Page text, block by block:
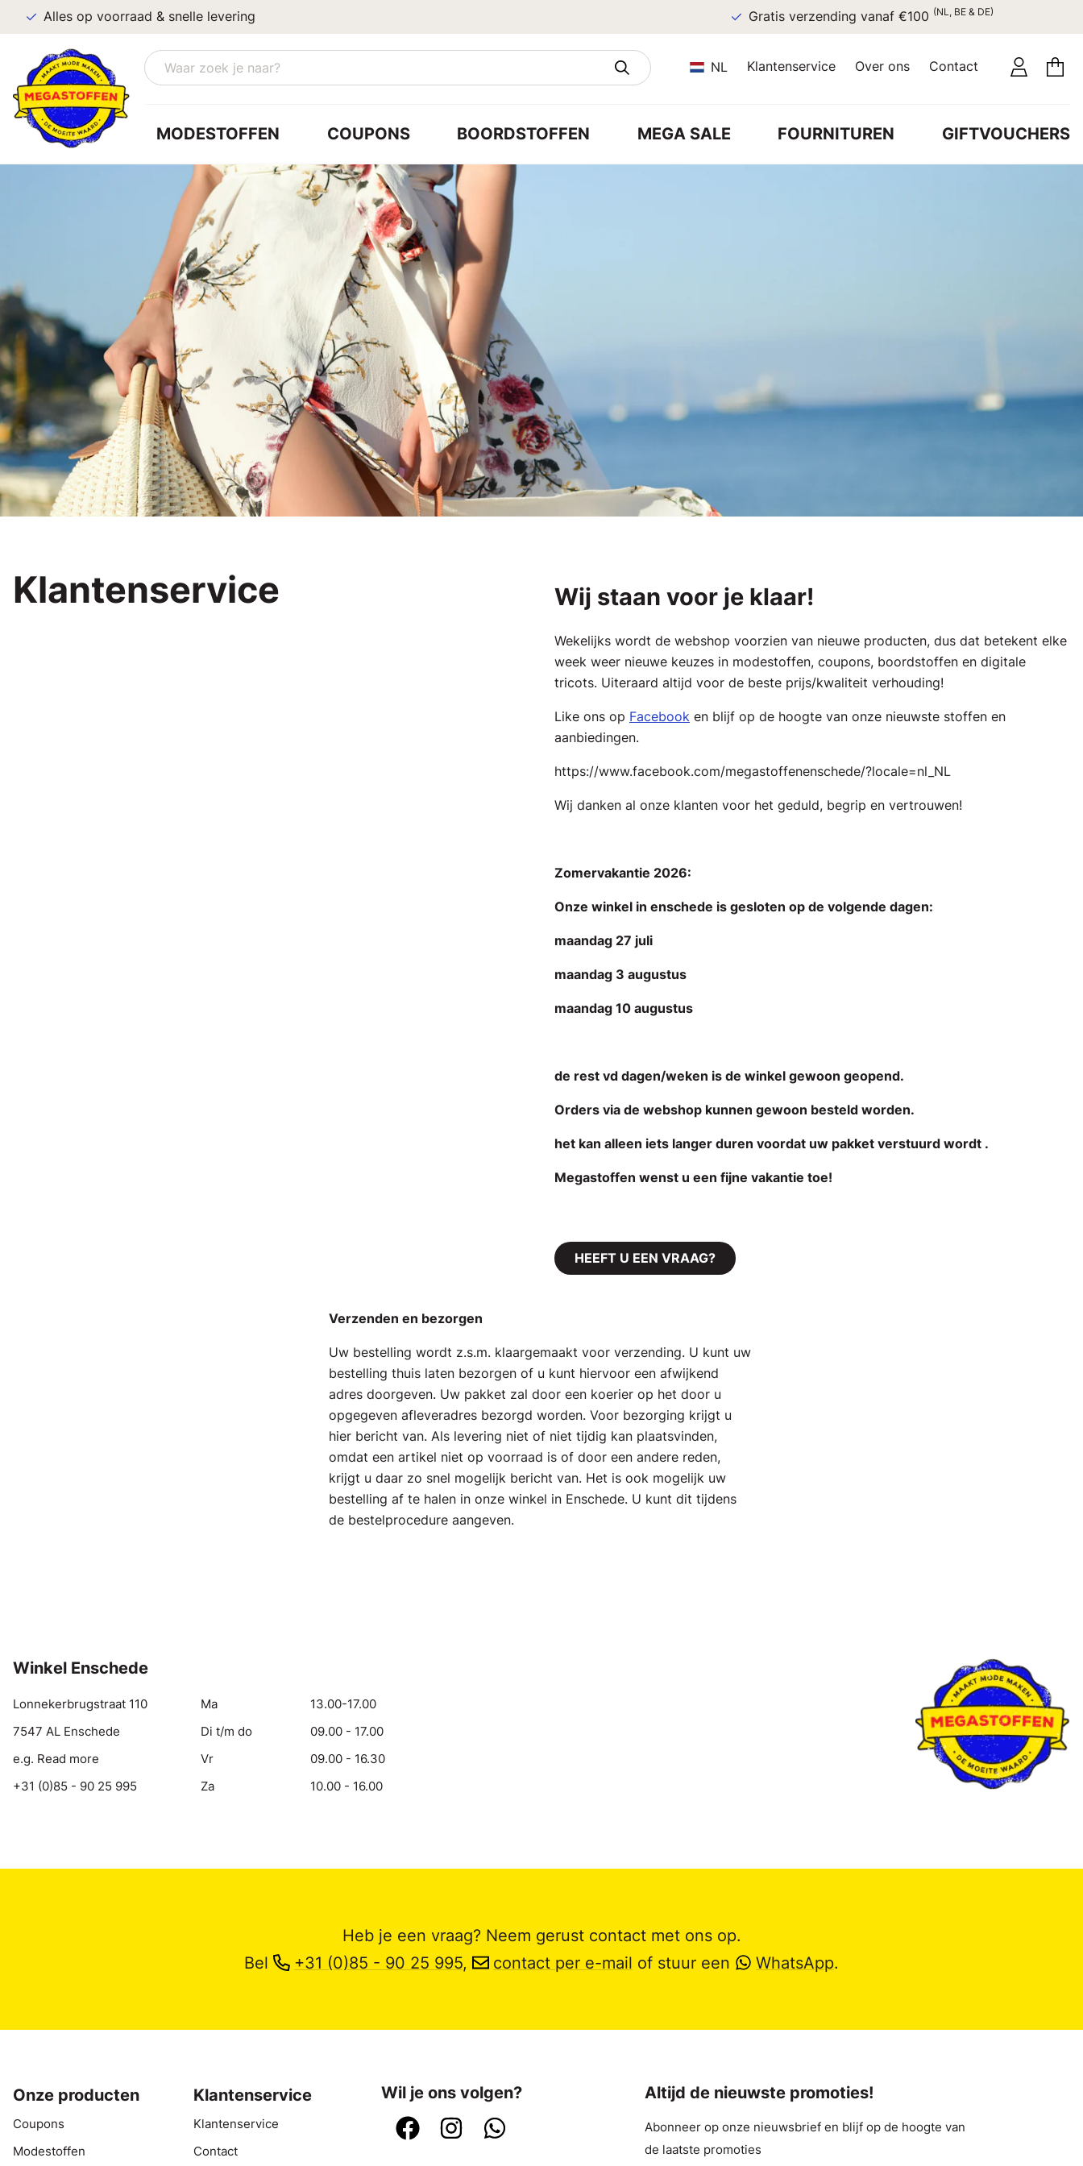
Alles op voorraad & snelle levering Gratis verzending vanaf €100 (NL, BE & DE)
NL Klantenservice Over ons Contact
MODESTOFFEN COUPONS BOORDSTOFFEN MEGA SALE FOURNITUREN GIFTVOUCHERS
Klantenservice Wij staan voor je klaar!
Wekelijks wordt de webshop voorzien van nieuwe producten, dus dat betekent elke
week weer nieuwe keuzes in modestoffen, coupons, boordstoffen en digitale
tricots. Uiteraard altijd voor de beste prijs/kwaliteit verhouding!
Like ons op Facebook en blijf op de hoogte van onze nieuwste stoffen en
aanbiedingen.
https://www.facebook.com/megastoffenenschede/?locale=nl_NL
Wij danken al onze klanten voor het geduld, begrip en vertrouwen!
Zomervakantie 2026:
Onze winkel in enschede is gesloten op de volgende dagen:
maandag 27 juli
maandag 3 augustus
maandag 10 augustus
de rest vd dagen/weken is de winkel gewoon geopend.
Orders via de webshop kunnen gewoon besteld worden.
het kan alleen iets langer duren voordat uw pakket verstuurd wordt .
Megastoffen wenst u een fijne vakantie toe!
HEEFT U EEN VRAAG?
Verzenden en bezorgen
Uw bestelling wordt z.s.m. klaargemaakt voor verzending. U kunt uw
bestelling thuis laten bezorgen of u kunt hiervoor een afwijkend
adres doorgeven. Uw pakket zal door een koerier op het door u
opgegeven afleveradres bezorgd worden. Voor bezorging krijgt u
hier bericht van. Als levering niet of niet tijdig kan plaatsvinden,
omdat een artikel niet op voorraad is of door een andere reden,
krijgt u daar zo snel mogelijk bericht van. Het is ook mogelijk uw
bestelling af te halen in onze winkel in Enschede. U kunt dit tijdens
de bestelprocedure aangeven.
Winkel Enschede
Lonnekerbrugstraat 110
7547 AL Enschede
e.g. Read more
+31 (0)85 - 90 25 995
Ma
13.00-17.00
Di t/m do
09.00 - 17.00
Vr
09.00 - 16.30
Za
10.00 - 16.00
Heb je een vraag? Neem gerust contact met ons op.
Bel
+31 (0)85 - 90 25 995, contact per e-mail of stuur een WhatsApp.
Onze producten
Coupons
Modestoffen
Klantenservice
Klantenservice
Contact
Wil je ons volgen? Altijd de nieuwste promoties!
Abonneer op onze nieuwsbrief en blijf op de hoogte van
de laatste promoties